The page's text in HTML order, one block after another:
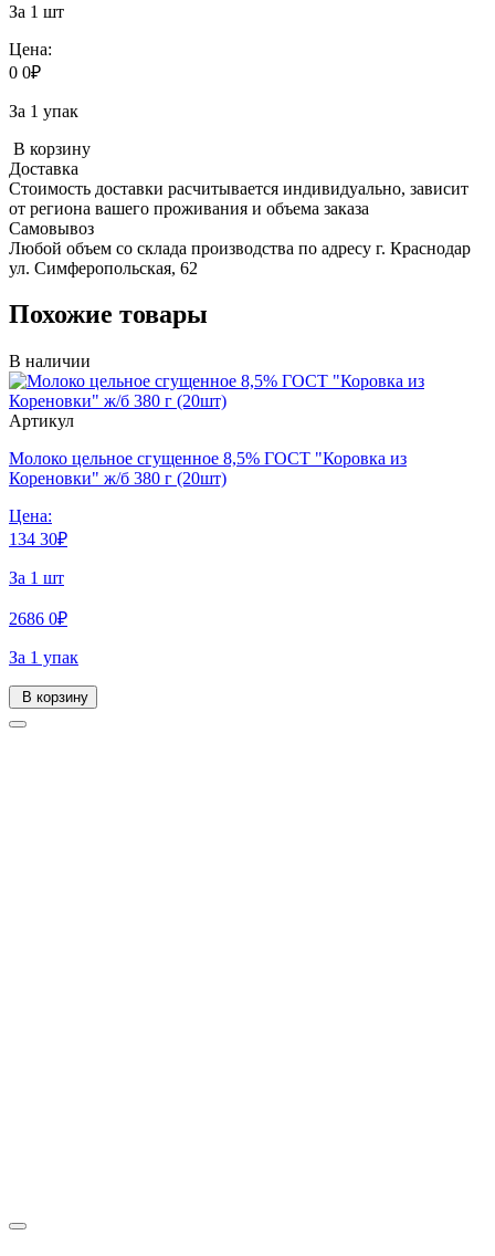
За 1 шт
Цена:
0 0₽
За 1 упак
В корзину
Доставка
Стоимость доставки расчитывается индивидуально, зависит
от региона вашего проживания и объема заказа
Самовывоз
Любой объем со склада производства по адресу г. Краснодар
ул. Симферопольская, 62
Похожие товары
В наличии
Артикул
Молоко цельное сгущенное 8,5% ГОСТ "Коровка из
Кореновки" ж/б 380 г (20шт)
Цена:
134 30₽
За 1 шт
2686 0₽
За 1 упак
В корзину